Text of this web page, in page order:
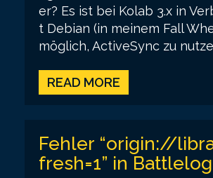
er? Es ist bei Kolab 3.x in
t Debian (in meinem Fall
möglich, ActiveSync zu
READ MORE
Fehler “origin://
fresh=1” in Battlelog